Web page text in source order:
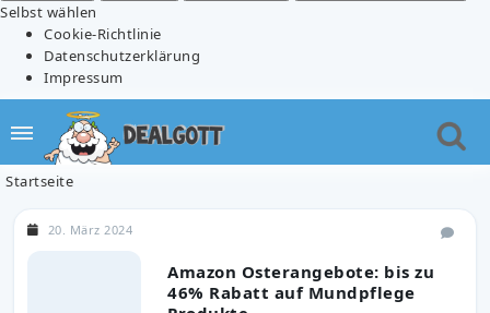
Selbst wählen
Cookie-Richtlinie
Datenschutzerklärung
Impressum
Startseite
Amazon Osterangebote: bis zu
46% Rabatt auf Mundpflege
20. März 2024